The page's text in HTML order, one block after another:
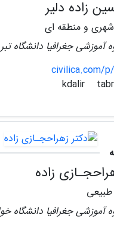
زاده دلیر
و منطقه ای
آموزشی جغرافیا دانشگاه
civilica.com/
زاده
طبیعی
آموزشی جغرافیا دانشگاه